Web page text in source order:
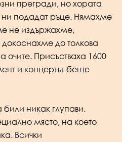
прегради, но хората
подадат ръце. Нямахме
не издържахме,
до толкова
очите. Присъстваха 1600
и концертът беше
никак глупави.
място, на което
Всички